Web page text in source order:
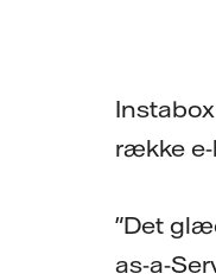
række
"Det
as-a-